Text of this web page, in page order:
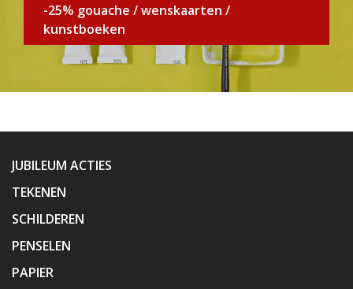
-25% gouache / wenskaarten /
kunstboeken
JUBILEUM ACTIES
TEKENEN
SCHILDEREN
PENSELEN
PAPIER